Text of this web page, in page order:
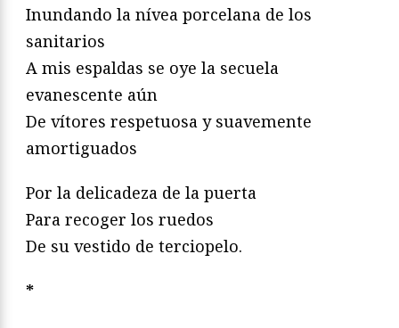
Inundando la nívea porcelana de los
sanitarios
A mis espaldas se oye la secuela
evanescente aún
De vítores respetuosa y suavemente
amortiguados
Por la delicadeza de la puerta
Para recoger los ruedos
De su vestido de terciopelo.
*